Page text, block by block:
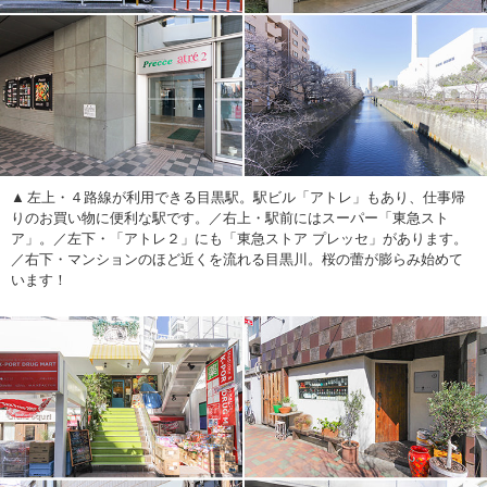
左上・４路線が利用できる目黒駅。駅ビル「アトレ」もあり、仕事帰
りのお買い物に便利な駅です。／右上・駅前にはスーパー「東急スト
ア」。／左下・「アトレ２」にも「東急ストア プレッセ」があります。
／右下・マンションのほど近くを流れる目黒川。桜の蕾が膨らみ始めて
います！